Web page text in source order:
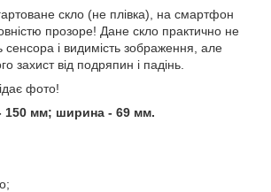
скло (не плівка), на смартфон
прозоре! Дане скло практично не
сенсора і видимість зображення, але
захист від подряпин і падінь.
фото!
150 мм; ширина - 69 мм.